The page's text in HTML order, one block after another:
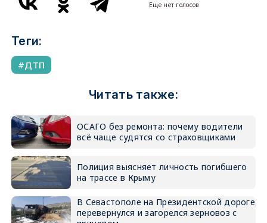
Еще нет голосов
Теги:
ДТП
Читать также:
ОСАГО без ремонта: почему водители
всё чаще судятся со страховщиками
Полиция выясняет личность погибшего
на трассе в Крыму
В Севастополе на Президентской дороге
перевернулся и загорелся зерновоз с